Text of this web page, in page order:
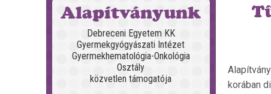
Alapítványunk
Debreceni Egyetem KK
Gyermekgyógyászati Intézet
Gyermekhematológia-Onkológia
Osztály
közvetlen támogatója
korában